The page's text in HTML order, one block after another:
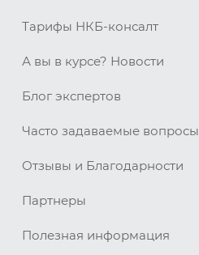
Тарифы НКБ-консалт
А вы в курсе? Новости
Блог экспертов
Часто задаваемые вопросы
Отзывы и Благодарности
Партнеры
Полезная информация